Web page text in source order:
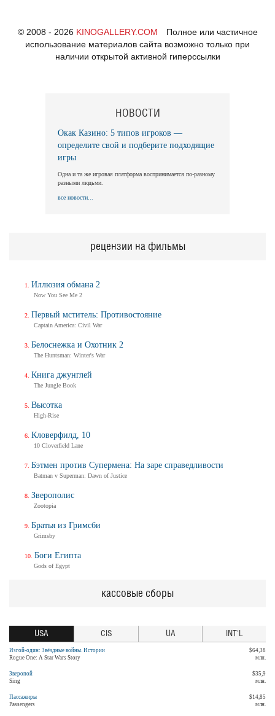
НОВОСТИ
Окак Казино: 5 типов игроков —
определите свой и подберите подходящие
игры
Одна и та же игровая платформа воспринимается по-разному
разными людьми.
все новости...
рецензии на фильмы
Иллюзия обмана 2
Now You See Me 2
Первый мститель: Противостояние
Captain America: Civil War
Белоснежка и Охотник 2
The Huntsman: Winter's War
Книга джунглей
The Jungle Book
Высотка
High-Rise
Кловерфилд, 10
10 Cloverfield Lane
Бэтмен против Супермена: На заре справедливости
Batman v Superman: Dawn of Justice
Зверополис
Zootopia
Братья из Гримсби
Grimsby
Боги Египта
Gods of Egypt
кассовые сборы
USA CIS UA INT'L
Изгой-один: Звёздные войны. Истории
Rogue One: A Star Wars Story
$64,38
млн.
Зверопой
Sing
$35,9
млн.
Пассажиры
Passengers
$14,85
млн.
© 2008 - 2026 KINOGALLERY.COM
Полное или частичное
использование материалов сайта возможно только при
наличии открытой активной гиперссылки